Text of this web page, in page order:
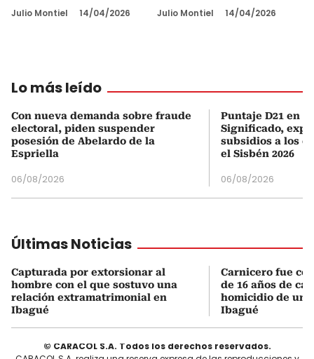
Julio Montiel 14/04/2026 Julio Montiel 14/04/2026
Lo más leído
Con nueva demanda sobre fraude
electoral, piden suspender
posesión de Abelardo de la
Espriella
06/08/2026
Puntaje D21 en
Significado,
subsidios a los
el Sisbén 2026
06/08/2026
Últimas Noticias
Capturada por extorsionar al
hombre con el que sostuvo una
relación extramatrimonial en
Ibagué
Carnicero fue
de 16 años de
homicidio de un
Ibagué
© CARACOL S.A. Todos los derechos reservados.